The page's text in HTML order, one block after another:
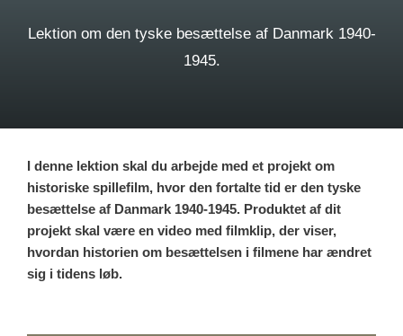
Lektion om den tyske besættelse af Danmark 1940-
1945.
I denne lektion skal du arbejde med et projekt om
historiske spillefilm, hvor den fortalte tid er den tyske
besættelse af Danmark 1940-1945. Produktet af dit
projekt skal være en video med filmklip, der viser,
hvordan historien om besættelsen i filmene har ændret
sig i tidens løb.